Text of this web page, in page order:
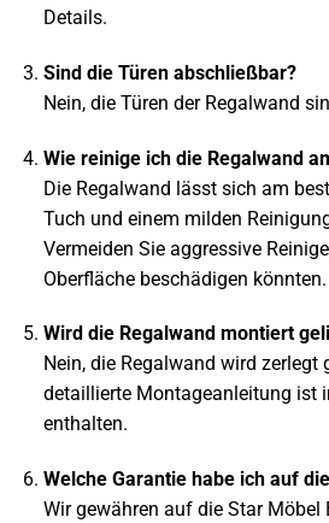
Details.
Sind die Türen abschließbar?
Nein, die Türen der Regalwand
Wie reinige ich die Regalwand
Die Regalwand lässt sich am
Tuch und einem milden
Vermeiden Sie aggressive
Oberfläche beschädigen könnten.
Wird die Regalwand montiert
Nein, die Regalwand wird zerlegt
detaillierte Montageanleitung ist
enthalten.
Welche Garantie habe ich auf
Wir gewähren auf die Star Möbel